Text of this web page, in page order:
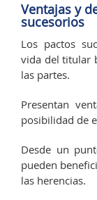
Ventajas y
sucesorios
Los pactos
vida del titular
las partes.
Presentan
posibilidad de
Desde un
pueden
las herencias.